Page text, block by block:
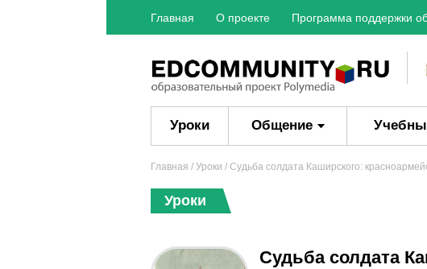
Главная О проекте Программа поддержки
Уроки Общение
Главная / Уроки / Судьба солдата Каширского:
Уроки
Судьба солдата